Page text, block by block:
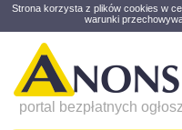
Strona korzysta z plików cookies w
warunki
portal bezpłatnych